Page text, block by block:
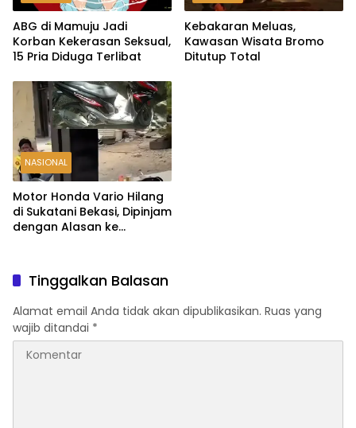
ABG di Mamuju Jadi
Korban Kekerasan Seksual,
15 Pria Diduga Terlibat
Kebakaran Meluas,
Kawasan Wisata Bromo
Ditutup Total
NASIONAL
Motor Honda Vario Hilang
di Sukatani Bekasi, Dipinjam
dengan Alasan ke
Tinggalkan Balasan
Alamat email Anda tidak akan dipublikasikan. Ruas yang
wajib ditandai *